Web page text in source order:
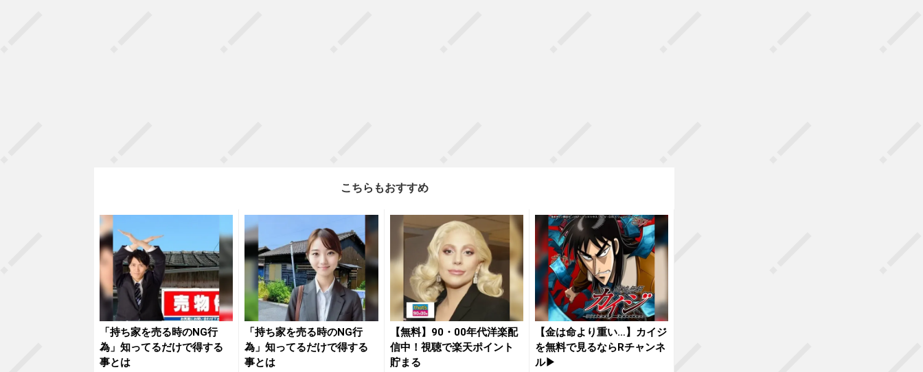
こちらもおすすめ
「持ち家を売る時のNG行
為」知ってるだけで得する
事とは
「持ち家を売る時のNG行
為」知ってるだけで得する
事とは
【無料】90・00年代洋楽配
信中！視聴で楽天ポイント
貯まる
【金は命より重い…】カイジ
を無料で見るならRチャンネ
ル▶︎